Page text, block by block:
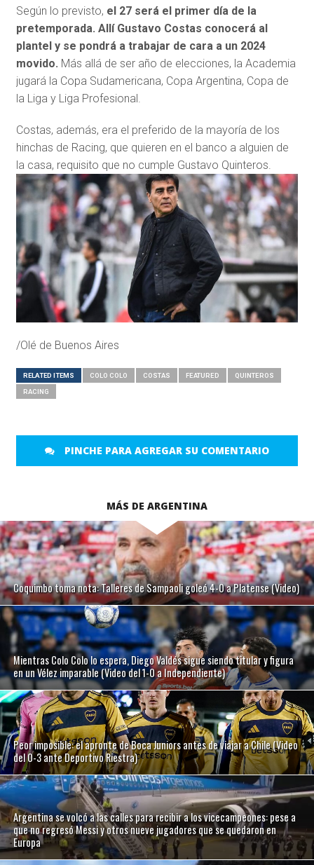
Según lo previsto, el 27 será el primer día de la
pretemporada. Allí Gustavo Costas conocerá al
plantel y se pondrá a trabajar de cara a un 2024
movido. Más allá de ser año de elecciones, la Academia
jugará la Copa Sudamericana, Copa Argentina, Copa de
la Liga y Liga Profesional.
Costas, además, era el preferido de la mayoría de los
hinchas de Racing, que quieren en el banco a alguien de
la casa, requisito que no cumple Gustavo Quinteros.
/Olé de Buenos Aires
RELATED ITEMS COLO COLO COSTAS FEATURED QUINTEROS
RACING
PINCHE PARA AGREGAR SU COMENTARIO
MÁS DE ARGENTINA
Coquimbo toma nota: Talleres de Sampaoli goleó 4-0 a Platense (Video)
Mientras Colo Colo lo espera, Diego Valdés sigue siendo titular y figura
en un Vélez imparable (Video del 1-0 a Independiente)
Peor imposible: el apronte de Boca Juniors antes de viajar a Chile (Video
del 0-3 ante Deportivo Riestra)
Argentina se volcó a las calles para recibir a los vicecampeones: pese a
que no regresó Messi y otros nueve jugadores que se quedaron en
Europa